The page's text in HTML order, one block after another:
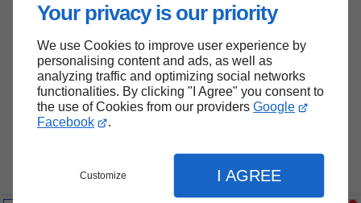
Your privacy is our priority
We use Cookies to improve user experience by
personalising content and ads, as well as
analyzing traffic and optimizing social networks
functionalities. By clicking "I Agree" you consent to
the use of Cookies from our providers Google
Facebook
.
Customize I AGREE
Haut de page